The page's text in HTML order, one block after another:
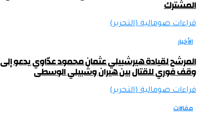
المشترك
قراءات صومالية (التحرير)
الأخبار
المرشح لقيادة هيرشبيلي عثمان محمود عدّاوي يدعو إلى
وقف فوري للقتال بين هيران وشبيلي الوسطى
قراءات صومالية (التحرير)
مقالات